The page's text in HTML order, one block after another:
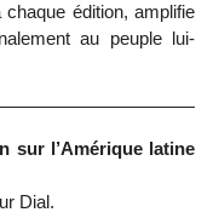
édition, amplifie
au peuple lui-
sur l’Amérique latine
Dial.